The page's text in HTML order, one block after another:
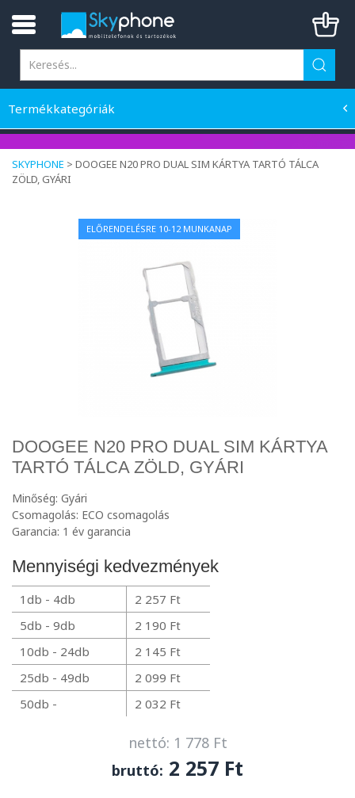
Termékkategóriák
SKYPHONE > DOOGEE N20 PRO DUAL SIM KÁRTYA TARTÓ TÁLCA
ZÖLD, GYÁRI
ELŐRENDELÉSRE 10-12 MUNKANAP
DOOGEE N20 PRO DUAL SIM KÁRTYA
TARTÓ TÁLCA ZÖLD, GYÁRI
Minőség: Gyári
Csomagolás: ECO csomagolás
Garancia: 1 év garancia
Mennyiségi kedvezmények
1db - 4db
2 257 Ft
5db - 9db
2 190 Ft
10db - 24db
2 145 Ft
25db - 49db
2 099 Ft
50db -
2 032 Ft
nettó: 1 778 Ft
bruttó: 2 257 Ft